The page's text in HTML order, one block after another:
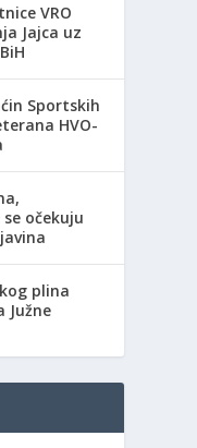
VRO
Jajca uz
Sportskih
HVO-
očekuju
plina
Južne